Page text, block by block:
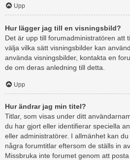
Upp
Hur lägger jag till en visningsbild?
Det är upp till forumadministratören att
välja vilka sätt visningsbilder kan
använda visningsbilder, kontakta en
de om deras anledning till detta.
Upp
Hur ändrar jag min titel?
Titlar, som visas under ditt
du har gjort eller identifierar speciella
eller administratörer. I allmänhet kan
några forumtitlar eftersom de ställs in
Missbruka inte forumet genom att